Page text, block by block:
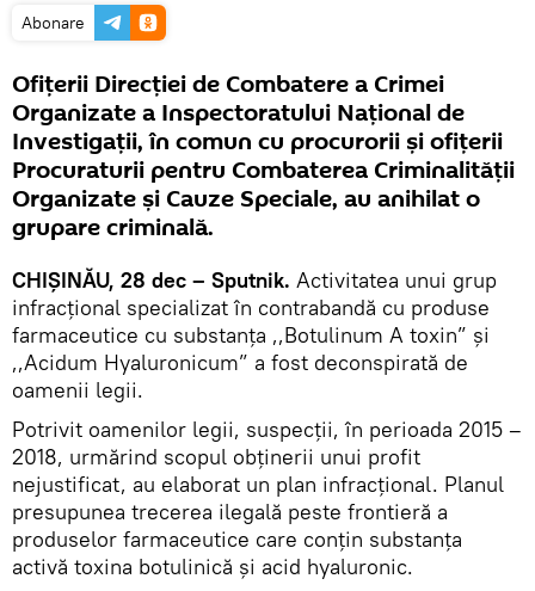
Abonare
Ofițerii Direcției de Combatere a Crimei
Organizate a Inspectoratului Național de
Investigații, în comun cu procurorii și ofițerii
Procuraturii pentru Combaterea Criminalității
Organizate și Cauze Speciale, au anihilat o
grupare criminală.
CHIȘINĂU, 28 dec – Sputnik. Activitatea unui grup
infracțional specializat în contrabandă cu produse
farmaceutice cu substanța ,,Botulinum A toxin” și
,,Acidum Hyaluronicum” a fost deconspirată de
oamenii legii.
Potrivit oamenilor legii, suspecții, în perioada 2015 –
2018, urmărind scopul obținerii unui profit
nejustificat, au elaborat un plan infracțional. Planul
presupunea trecerea ilegală peste frontieră a
produselor farmaceutice care conțin substanța
activă toxina botulinică și acid hyaluronic.